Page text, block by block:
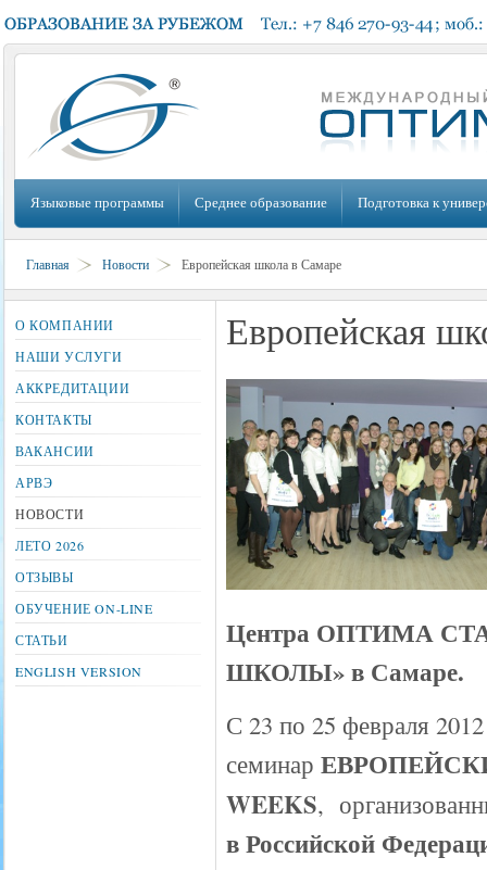
Языковые программы Среднее образование Подготовка к
Главная Новости Европейская школа в Самаре
Европейская
Центра ОПТИМА
ШКОЛЫ» в Самаре.
С 23 по 25 февраля
семинар
WEEKS,
в Российской
О КОМПАНИИ
НАШИ УСЛУГИ
АККРЕДИТАЦИИ
КОНТАКТЫ
ВАКАНСИИ
АРВЭ
НОВОСТИ
ЛЕТО 2026
ОТЗЫВЫ
ОБУЧЕНИЕ ON-LINE
СТАТЬИ
ENGLISH VERSION